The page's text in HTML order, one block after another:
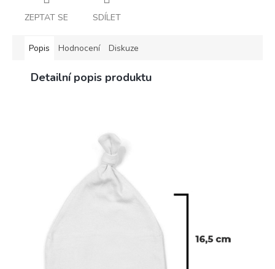
ZEPTAT SE SDÍLET
Popis Hodnocení Diskuze
Detailní popis produktu